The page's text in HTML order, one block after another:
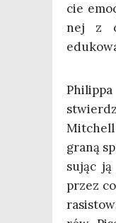
cie
nej z
gra­ną
su­jąc
przez